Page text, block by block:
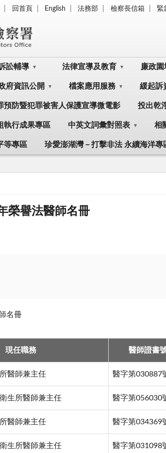
回首頁 English 法務部 檢察長信箱 緊
訟輔導 法律宣導及教育 廉政園
府資訊公開 檔案應用服務 緩起訴
預防暨犯罪被害人保護宣導微電影 投出乾
執行成果專區 中英文詞彙對照表 相
等專區 珍愛澎湖灣－打擊非法 永續海洋專
榮譽法醫師名冊
名冊
現任職務 醫師證書
醫師兼主任 醫字第030887
生所醫師兼主任 醫字第056030
醫師兼主任 醫字第034369
生所醫師兼主任 醫字第031098